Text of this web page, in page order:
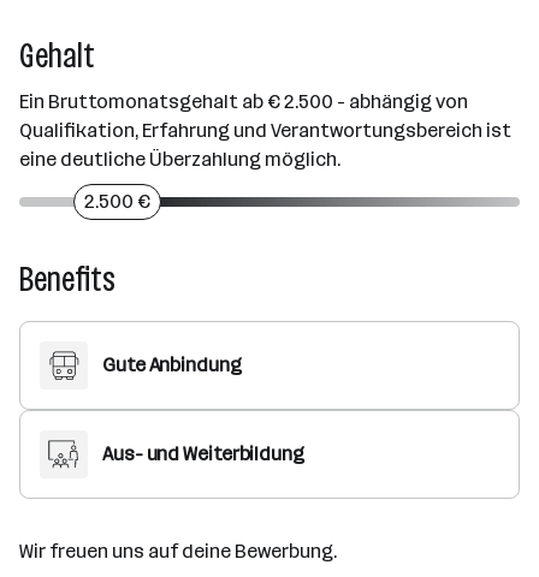
Gehalt
Ein Bruttomonatsgehalt ab € 2.500 - abhängig von
Qualifikation, Erfahrung und Verantwortungsbereich ist
eine deutliche Überzahlung möglich.
2.500 €
Benefits
Gute Anbindung
Aus- und Weiterbildung
Wir freuen uns auf deine Bewerbung.